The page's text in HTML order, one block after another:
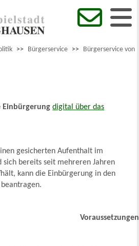
>> Bürgerservice >> Bürgerservice von
Einbürgerungdigital über das
gesicherten Aufenthalt im
sich bereits seit mehreren Jahren
kann die Einbürgerung in den
Voraussetzungen